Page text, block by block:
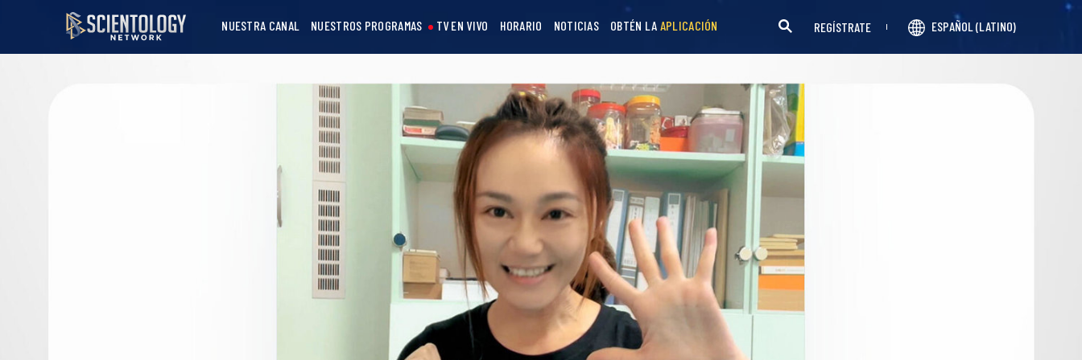
NUESTRA CANAL NUESTROS PROGRAMAS TV EN VIVO HORARIO NOTICIAS OBTÉN LA APLICACIÓN REGÍSTRATE ESPAÑOL (LATINO)